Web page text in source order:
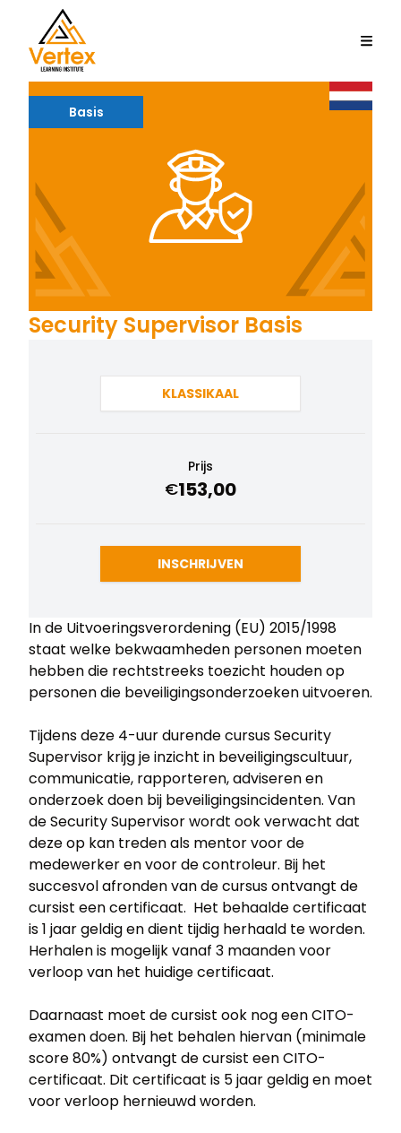
Basis
Security Supervisor Basis
KLASSIKAAL
Prijs
€153,00
INSCHRIJVEN
In de Uitvoeringsverordening (EU) 2015/1998
staat welke bekwaamheden personen moeten
hebben die rechtstreeks toezicht hou­den op
personen die beveiligingsonderzoeken uitvoeren.
Tijdens deze 4-uur durende cursus Security
Supervisor krijg je inzicht in beveiligingscultuur,
communicatie, rapporteren, adviseren en
onderzoek doen bij beveiligingsincidenten. Van
de Security Supervisor wordt ook verwacht dat
deze op kan treden als mentor voor de
medewerker en voor de controleur. Bij het
succesvol afronden van de cursus ontvangt de
cursist een certificaat. Het behaalde certificaat
is 1 jaar geldig en dient tijdig herhaald te worden.
Herhalen is mogelijk vanaf 3 maanden voor
verloop van het huidige certificaat.
Daarnaast moet de cursist ook nog een CITO-
examen doen. Bij het behalen hiervan (minimale
score 80%) ontvangt de cursist een CITO-
certificaat. Dit certificaat is 5 jaar geldig en moet
voor verloop hernieuwd worden.